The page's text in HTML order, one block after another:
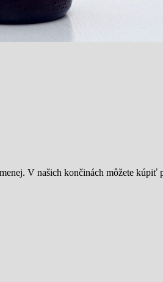
V našich končinách môžete